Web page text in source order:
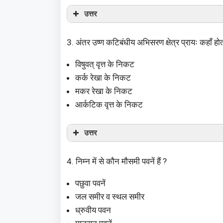
उत्तर
3. अंतर उष्ण कटिबंधीय अभिसरण क्षेत्र प्रायः कहाँ
विषुवत् वृत्त के निकट
कर्क रेखा के निकट
मकर रेखा के निकट
आर्कटिक वृत्त के निकट
उत्तर
4. निम्न में से कौन मौसमी पवनें हैं ?
पछुवा पवनें
जल समीर व स्थल समीर
ध्रुवीय पवन